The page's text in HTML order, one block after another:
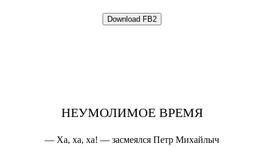
НЕУМОЛИМОЕ ВРЕМЯ
― Ха, ха, ха! ― засмеялся Петр Михайлыч